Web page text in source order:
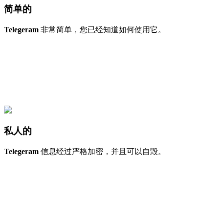
简单的
Telegeram 非常简单，您已经知道如何使用它。
私人的
Telegeram 信息经过严格加密，并且可以自毁。